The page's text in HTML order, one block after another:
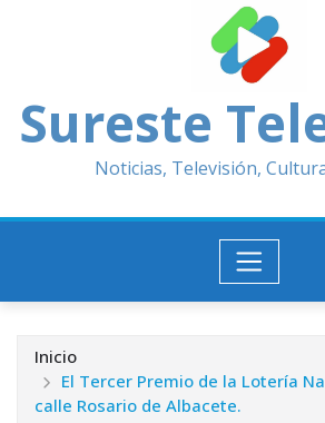
Sureste
Noticias, Televisión,
Inicio
El Tercer Premio de la Lotería
calle Rosario de Albacete.